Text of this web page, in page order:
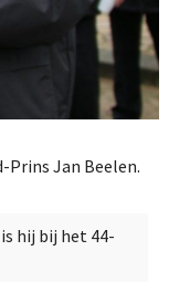
Prins Jan Beelen.
hij bij het 44-